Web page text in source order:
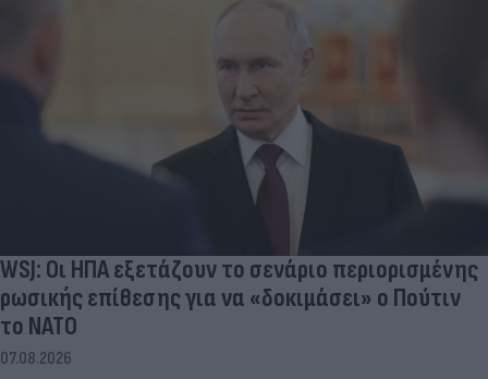
WSJ: Οι ΗΠΑ εξετάζουν το σενάριο περιορισμένης
ρωσικής επίθεσης για να «δοκιμάσει» ο Πούτιν
το ΝΑΤΟ
07.08.2026